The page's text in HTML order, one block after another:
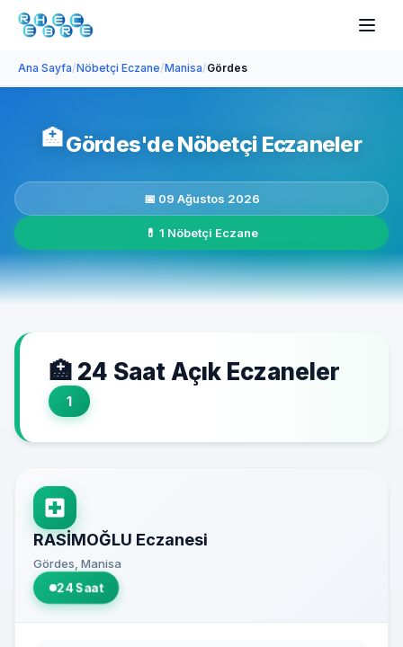
Ana Sayfa/Nöbetçi Eczane/Manisa/Gördes
🏥Gördes'de Nöbetçi Eczaneler
📅 09 Ağustos 2026
💊 1 Nöbetçi Eczane
🏥 24 Saat Açık Eczaneler
1
RASİMOĞLU Eczanesi
Gördes, Manisa
24 Saat